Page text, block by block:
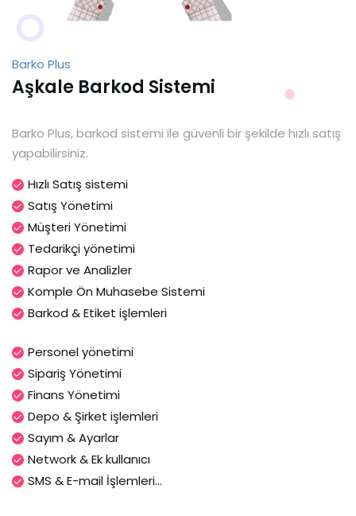
Barko Plus
Aşkale Barkod Sistemi
Barko Plus, barkod sistemi ile güvenli bir şekilde hızlı satış
yapabilirsiniz.
Hızlı Satış sistemi
Satış Yönetimi
Müşteri Yönetimi
Tedarikçi yönetimi
Rapor ve Analizler
Komple Ön Muhasebe Sistemi
Barkod & Etiket işlemleri
Personel yönetimi
Sipariş Yönetimi
Finans Yönetimi
Depo & Şirket işlemleri
Sayım & Ayarlar
Network & Ek kullanıcı
SMS & E-mail İşlemleri...